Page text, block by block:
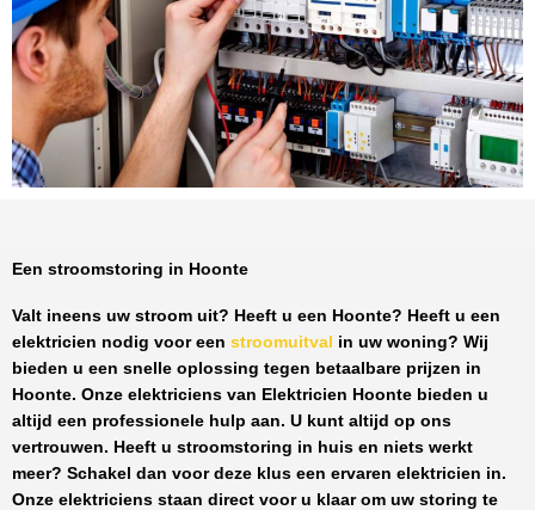
Een stroomstoring in Hoonte
Valt ineens uw stroom uit? Heeft u een Hoonte? Heeft u een
elektricien nodig voor een stroomuitval in uw woning? Wij
bieden u een snelle oplossing tegen betaalbare prijzen in
Hoonte. Onze elektriciens van Elektricien Hoonte bieden u
altijd een professionele hulp aan. U kunt altijd op ons
vertrouwen. Heeft u stroomstoring in huis en niets werkt
meer? Schakel dan voor deze klus een ervaren elektricien in.
Onze elektriciens staan direct voor u klaar om uw storing te